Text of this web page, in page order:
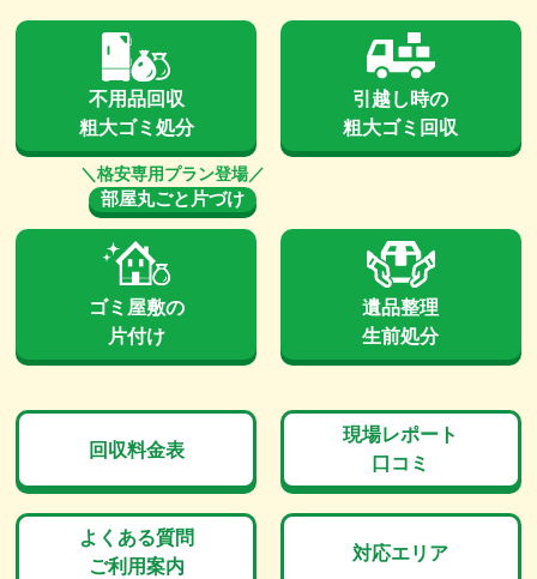
不用品回収
粗大ゴミ処分
引越し時の
粗大ゴミ回収
部屋丸ごと片づけ
ゴミ屋敷の
片付け
遺品整理
生前処分
回収料金表
現場レポート
口コミ
よくある質問
ご利用案内
対応エリア